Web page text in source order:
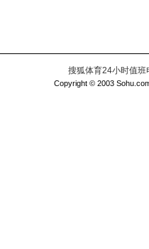
搜狐体育24小时值
Copyright © 2003